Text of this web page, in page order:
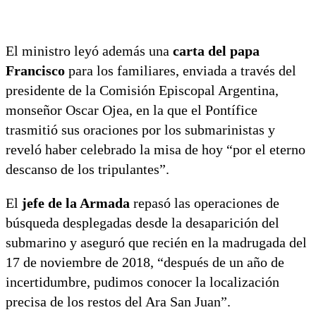
El ministro leyó además una carta del papa
Francisco para los familiares, enviada a través del
presidente de la Comisión Episcopal Argentina,
monseñor Oscar Ojea, en la que el Pontífice
trasmitió sus oraciones por los submarinistas y
reveló haber celebrado la misa de hoy “por el eterno
descanso de los tripulantes”.
El jefe de la Armada repasó las operaciones de
búsqueda desplegadas desde la desaparición del
submarino y aseguró que recién en la madrugada del
17 de noviembre de 2018, “después de un año de
incertidumbre, pudimos conocer la localización
precisa de los restos del Ara San Juan”.